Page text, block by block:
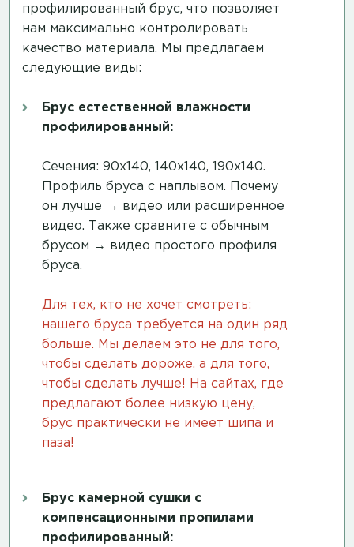
профилированный брус, что позволяет
нам максимально контролировать
качество материала. Мы предлагаем
следующие виды:
Брус естественной влажности
профилированный:
Сечения: 90х140, 140х140, 190х140.
Профиль бруса с наплывом. Почему
он лучше → видео или расширенное
видео. Также сравните с обычным
брусом → видео простого профиля
бруса.
Для тех, кто не хочет смотреть:
нашего бруса требуется на один ряд
больше. Мы делаем это не для того,
чтобы сделать дороже, а для того,
чтобы сделать лучше! На сайтах, где
предлагают более низкую цену,
брус практически не имеет шипа и
паза!
Брус камерной сушки с
компенсационными пропилами
профилированный: